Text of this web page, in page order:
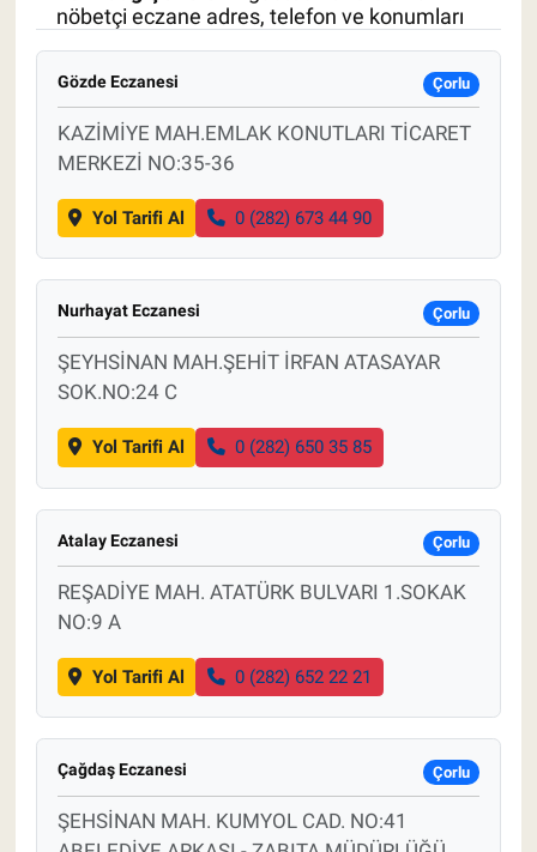
nöbetçi eczane adres, telefon ve konumları
Gözde Eczanesi Çorlu
KAZİMİYE MAH.EMLAK KONUTLARI TİCARET
MERKEZİ NO:35-36
Yol Tarifi Al 0 (282) 673 44 90
Nurhayat Eczanesi Çorlu
ŞEYHSİNAN MAH.ŞEHİT İRFAN ATASAYAR
SOK.NO:24 C
Yol Tarifi Al 0 (282) 650 35 85
Atalay Eczanesi Çorlu
REŞADİYE MAH. ATATÜRK BULVARI 1.SOKAK
NO:9 A
Yol Tarifi Al 0 (282) 652 22 21
Çağdaş Eczanesi Çorlu
ŞEHSİNAN MAH. KUMYOL CAD. NO:41
Et fiyatları
Tarım Bilgisi
Yetiştirici Soruyor
Dünyada Tarım
Üretici Birlikleri
Tahıllar ve Baklagiller
Tohum